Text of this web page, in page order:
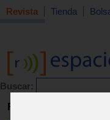
Revista Tienda
Buscar:
Revista